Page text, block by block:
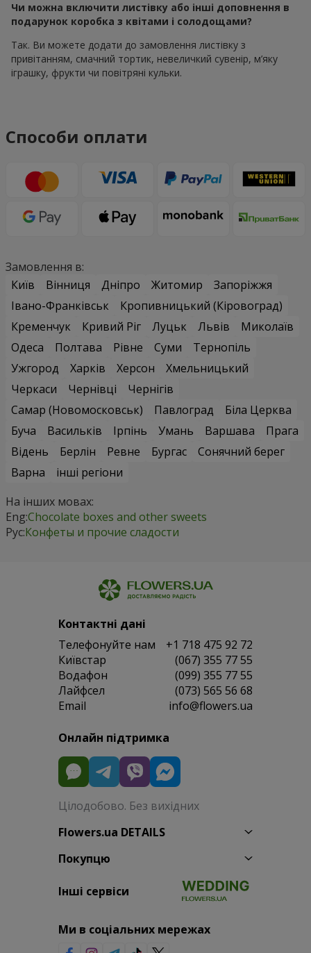
Чи можна включити листівку або інші доповнення в
подарунок коробка з квітами і солодощами?
Так. Ви можете додати до замовлення листівку з
привітанням, смачний тортик, невеличкий сувенір, м’яку
іграшку, фрукти чи повітряні кульки.
Способи оплати
Замовлення в:
Київ
Вінниця Дніпро Житомир
Запоріжжя
Івано-Франківськ
Кропивницький (Кіровоград)
Кременчук
Кривий Ріг Луцьк Львів
Миколаїв
Одеса
Полтава Рівне Суми
Тернопіль
Ужгород
Харків Херсон
Хмельницький
Черкаси
Чернівці
Чернігів
Самар (Новомосковськ)
Павлоград
Біла Церква
Буча
Васильків Ірпінь Умань Варшава
Прага
Відень
Берлін Ревне Бургас
Сонячний берег
Варна
інші регіони
На інших мовах:
Eng:Chocolate boxes and other sweets
Рус:Конфеты и прочие сладости
Контактні дані
Телефонуйте нам
+1 718 475 92 72
Київстар
(067) 355 77 55
Водафон
(099) 355 77 55
Лайфсел
(073) 565 56 68
Email
info@flowers.ua
Онлайн підтримка
Цілодобово. Без вихідних
Flowers.ua DETAILS
Покупцю
Інші сервіси
Ми в соціальних мережах